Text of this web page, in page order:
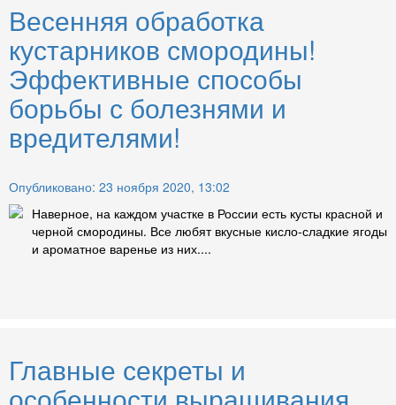
Весенняя обработка
кустарников смородины!
Эффективные способы
борьбы с болезнями и
вредителями!
Опубликовано: 23 ноября 2020, 13:02
Наверное, на каждом участке в России есть кусты красной и
черной смородины. Все любят вкусные кисло-сладкие ягоды
и ароматное варенье из них....
Главные секреты и